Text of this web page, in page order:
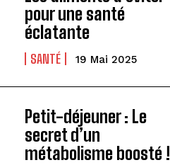
pour une santé
éclatante
SANTÉ 19 Mai 2025
Petit-déjeuner : Le
secret d’un
métabolisme boosté !